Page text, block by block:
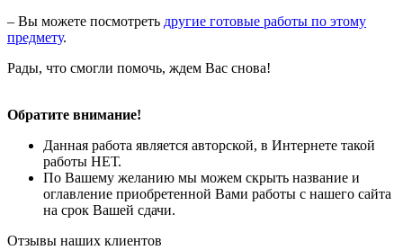
– Вы можете посмотреть другие готовые работы по этому
предмету.
Рады, что смогли помочь, ждем Вас снова!
Обратите внимание!
Данная работа является авторской, в Интернете такой
работы НЕТ.
По Вашему желанию мы можем скрыть название и
оглавление приобретенной Вами работы с нашего сайта
на срок Вашей сдачи.
Отзывы наших клиентов